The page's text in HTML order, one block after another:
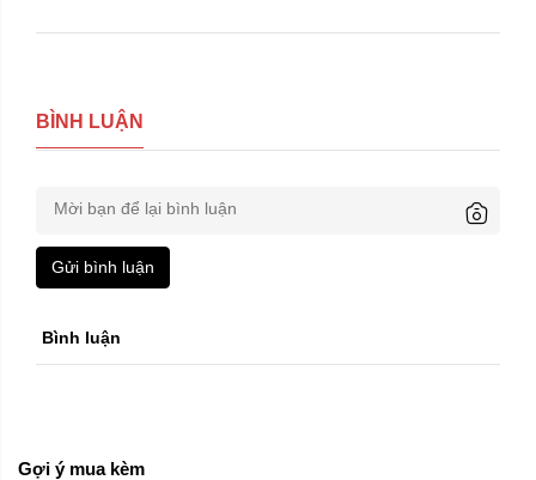
BÌNH LUẬN
Gửi bình luận
Bình luận
Gợi ý mua kèm
Trái phải:
phải
trái